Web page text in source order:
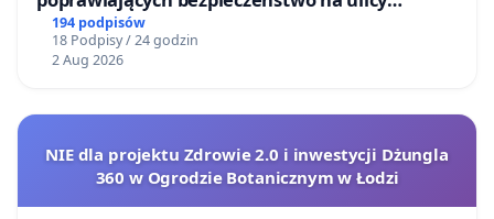
2000 r., II CKN 293/2000. Teza nr 10, Palestra, 2001.11-12.
225, Lex 31417/10.
postępowaniu przed Trybunałem Konstytucyjnym w
sprawach z zakresu prawa pracy i zabezpieczenia
społecznego . Teza nr 1, PiZS z 2008 r, nr 11/2.
Żeromskiego w Otwocku
194 podpisów
18 Podpisy / 24 godzin
2 Aug 2026
NIE dla projektu Zdrowie 2.0 i inwestycji Dżungla
360 w Ogrodzie Botanicznym w Łodzi